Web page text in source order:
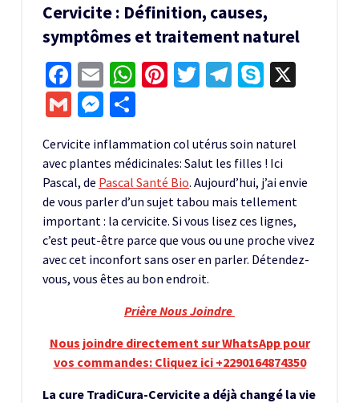
Cervicite : Définition, causes,
symptômes et traitement naturel
Facebook
EmailWhatsApp
Pinterest
Twitter
Telegram
Skype
GmailMessenger
Cervicite inflammation col utérus soin naturel
avec plantes médicinales: Salut les filles ! Ici
Pascal, de Pascal Santé Bio. Aujourd’hui, j’ai envie
de vous parler d’un sujet tabou mais tellement
important : la cervicite. Si vous lisez ces lignes,
c’est peut-être parce que vous ou une proche vivez
avec cet inconfort sans oser en parler. Détendez-
vous, vous êtes au bon endroit.
Prière Nous Joindre
Nous joindre directement sur WhatsApp pour
vos commandes: Cliquez ici +2290164874350
La cure TradiCura-Cervicite a déjà changé la vie